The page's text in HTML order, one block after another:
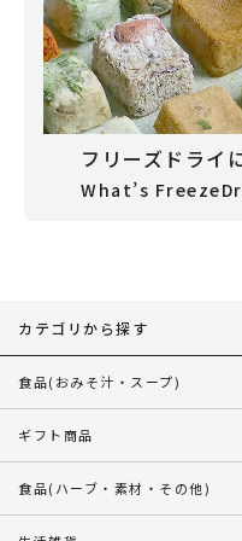
フリーズドライ
What’s
カテゴリから探す
食品(おみそ汁・スープ)
ギフト商品
食品(ハーブ・素材・その他)